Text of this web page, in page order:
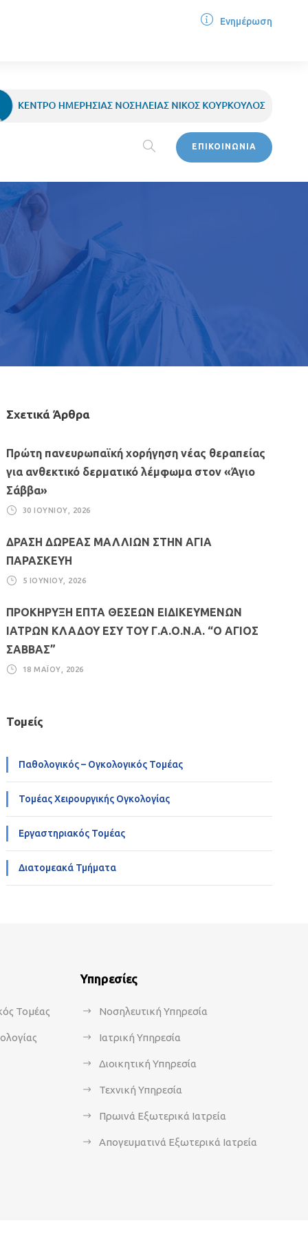
Ενημέρωση
ΕΠΙΚΟΙΝΩΝΙΑ
Σχετικά Άρθρα
Πρώτη πανευρωπαϊκή χορήγηση νέας θεραπείας
για ανθεκτικό δερματικό λέμφωμα στον «Άγιο
Σάββα»
30 ΙΟΥΝΊΟΥ, 2026
ΔΡΑΣΗ ΔΩΡΕΑΣ ΜΑΛΛΙΩΝ ΣΤΗΝ ΑΓΙΑ
ΠΑΡΑΣΚΕΥΗ
5 ΙΟΥΝΊΟΥ, 2026
ΠΡΟΚΗΡΥΞΗ ΕΠΤΑ ΘΕΣΕΩΝ ΕΙΔΙΚΕΥΜΕΝΩΝ
ΙΑΤΡΩΝ ΚΛΑΔΟΥ ΕΣΥ ΤΟΥ Γ.Α.Ο.Ν.Α. “Ο ΑΓΙΟΣ
ΣΑΒΒΑΣ”
18 ΜΑΪ́ΟΥ, 2026
Τομείς
Παθολογικός – Ογκολογικός Τομέας
Τομέας Χειρουργικής Ογκολογίας
Εργαστηριακός Τομέας
Διατομεακά Τμήματα
Τομέας
Υπηρεσίες
Νοσηλευτική Υπηρεσία
Ιατρική Υπηρεσία
Διοικητική Υπηρεσία
Τεχνική Υπηρεσία
Πρωινά Εξωτερικά Ιατρεία
Απογευματινά Εξωτερικά Ιατρεία